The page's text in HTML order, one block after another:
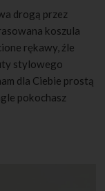
drogą przez
koszula
rękawy, źle
stylowego
dla Ciebie prostą
pokochasz